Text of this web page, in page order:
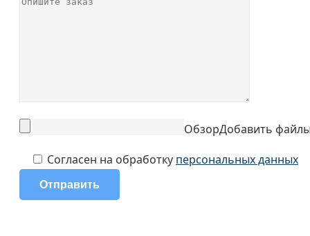
ОбзорДобавить
Согласен на обработку персональных данных